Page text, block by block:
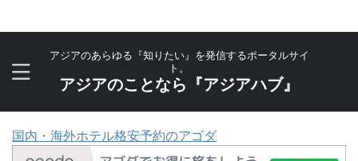
アジアのあらゆる『知りたい』を発信するポータルサイ
ト。
アジアのことなら『アジアハブ』
国内・海外ホテル格安予約のアゴダ